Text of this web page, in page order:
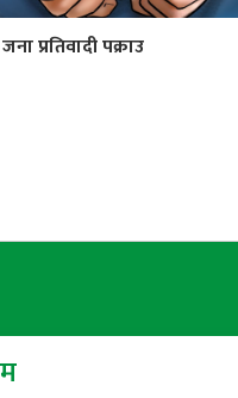
प्रतिवादी पक्राउ